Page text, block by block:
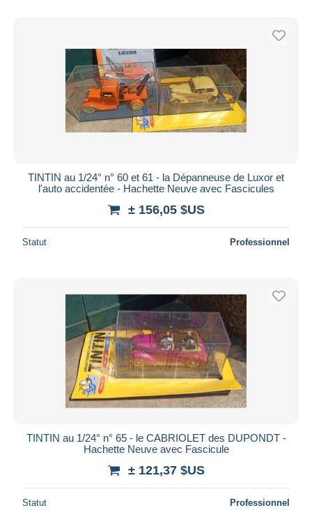
TINTIN au 1/24° n° 60 et 61 - la Dépanneuse de Luxor et
l'auto accidentée - Hachette Neuve avec Fascicules
± 156,05 $US
Statut Professionnel
TINTIN au 1/24° n° 65 - le CABRIOLET des DUPONDT -
Hachette Neuve avec Fascicule
± 121,37 $US
Statut Professionnel